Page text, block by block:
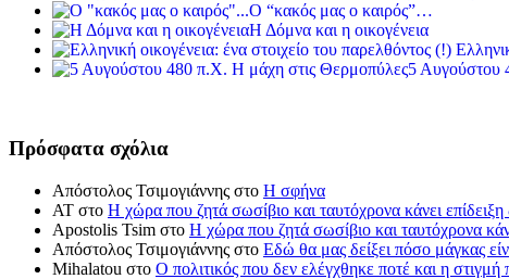
Ο “κακός μας ο καιρός”…
Η Δόμνα και η οικογένεια
5 Αυγούστου
Πρόσφατα σχόλια
Απόστολος Τσιμογιάννης στο Η σφήνα
ΑΤ στο Η χώρα που ζητά σωσίβιο και ταυτόχρονα κάνει επίδειξη
Apostolis Tsim στο Η χώρα που ζητά σωσίβιο και ταυτόχρονα
Απόστολος Τσιμογιάννης στο Εδώ θα μας δείξει πόσο μάγκας
Mihalatou στο Ο πολιτικός που δεν ελέγχθηκε ποτέ και η στιγμή